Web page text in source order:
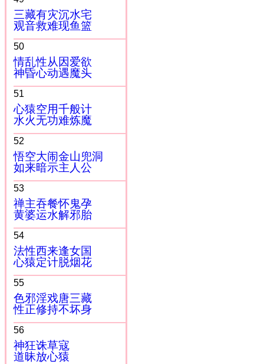
三藏有灾沉水宅
观音救难现鱼篮
50
情乱性从因爱欲
神昏心动遇魔头
51
心猿空用千般计
水火无功难炼魔
52
悟空大闹金山兜洞
如来暗示主人公
53
禅主吞餐怀鬼孕
黄婆运水解邪胎
54
法性西来逢女国
心猿定计脱烟花
55
色邪淫戏唐三藏
性正修持不坏身
56
神狂诛草寇
道昧放心猿